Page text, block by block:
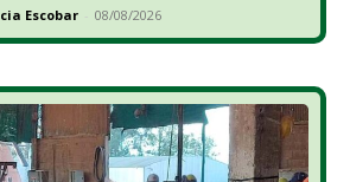
Escobar - 08/08/2026